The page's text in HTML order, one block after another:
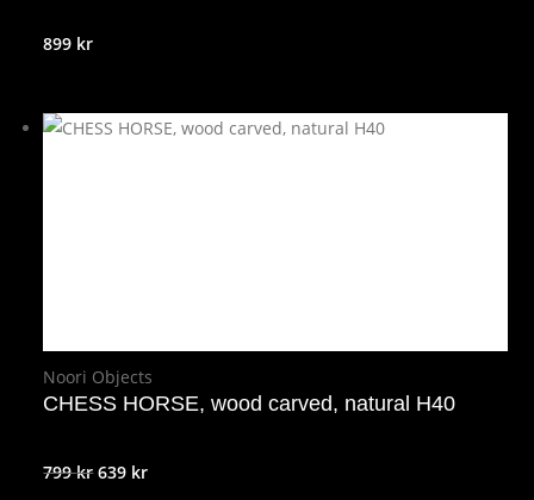
899 kr
Noori Objects
CHESS HORSE, wood carved, natural H40
799krDet
639 krDet